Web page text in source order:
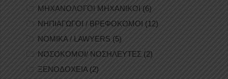
ΜΗΧΑΝΟΛΟΓΟΙ ΜΗΧΑΝΙΚΟΙ (6)
ΝΗΠΙΑΓΩΓΟΙ / ΒΡΕΦΟΚΟΜΟΙ (12)
ΝΟΜΙΚΑ / LAWYERS (5)
ΝΟΣΟΚΟΜΟΙ/ ΝΟΣΗΛΕΥΤΕΣ (2)
ΞΕΝΟΔΟΧΕΙΑ(2)